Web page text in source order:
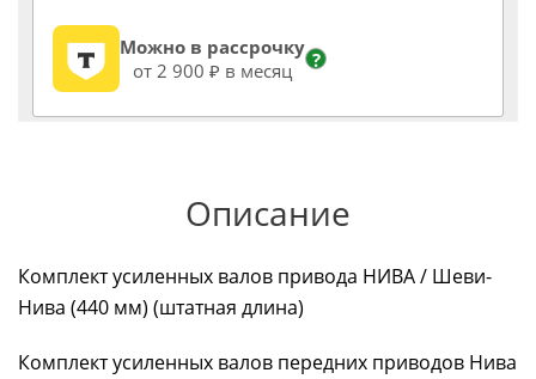
Можно в рассрочку
от 2 900 ₽ в месяц
?
Описание
Комплект усиленных валов привода НИВА / Шеви-
Нива (440 мм) (штатная длина)
Комплект усиленных валов передних приводов Нива